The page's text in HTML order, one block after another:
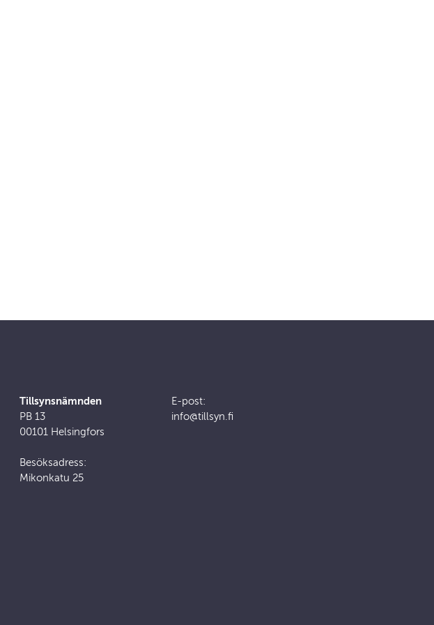
Tillsynsnämnden
PB 13
00101 Helsingfors
Besöksadress:
Mikonkatu 25
E-post:
info@tillsyn.fi